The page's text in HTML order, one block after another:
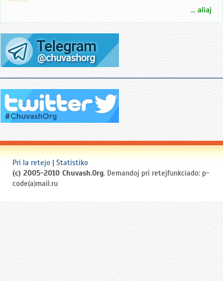
... aliaj
Pri la retejo | Statistiko
(c) 2005-2010 Chuvash.Org. Demandoj pri retejfunkciado: p-
code(a)mail.ru